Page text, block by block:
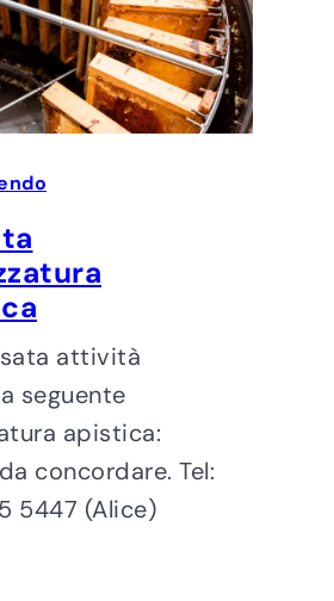
attività
seguente
apistica:
concordare. Tel:
5447 (Alice)